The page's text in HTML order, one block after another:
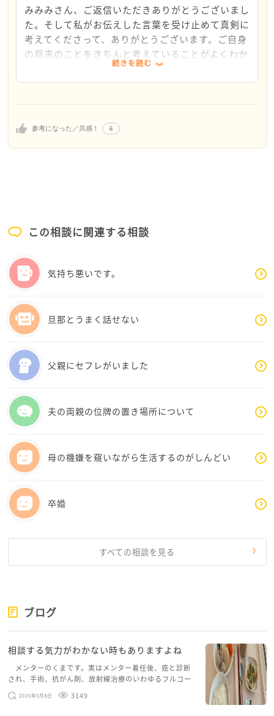
択する自由を人間はみんな持っています。ですから、
とにかく生きてください。今の苦しみを抜けたら、と
ても真摯で人の気持ちを第一に考えられるみみみさん
なので、それこそ人の痛みがわかる素晴らしい医者に
なられると思います。もちろん医者でなくても何だっ
ていいんです。職業そのものではなく、自分はこうや
さに反発や苦しみを抱かず自然に寄りかかってみてく
参考になった／共感！ 6
せない気持ちです。大学側には診断書と取得した精
神障害者手帳二級を提出したのですが配慮等はあり
ませんでした。
上記の事柄がこのまま大学に通うのが不安な要因で
す。いっそ辞めようかとも考えましたがこの歳で辞
少しづつ進級しています。
みみみさん、ご返信いただきありがとうございまし
た。そして私がお伝えした言葉を受け止めて真剣に
考えてくださって、ありがとうございます。ご自身
の将来のことをきちんと考えていることがよくわか
大学を辞めるか続けるか、ということですが、一旦
学して心身ともに立て直してから復学されてはどう
んですよ。そしてやはり私立大学のような教育機関
なるというのが難しいのかもしれないですね。そし
て、今学校に通えなくて、休んでいるのに辛い状況
なら、気分転換に外に出てみましょう。散歩でも何
でもいいんです。ずっと家の中にいると塞いでしま
います。もっと外の世界を見て触れて、第三者的に
(客観的に)自分のことを俯瞰して見てみてくださ
い。違う視点から見たら気づけることが多いです。
そして自分自身がどう在りたいか。何をしたいかよ
りどう在りたいか、です。自分の在り方に確信があ
り、ぶれなければ、自ずと行動に移せるようになり
ます。みみみさんが今ものすごく色々なことを考え
て悩み抜いていることやその時間は、真剣であれば
悩み抜いた期間こそがみみみさんの助けとなり指針
となり、進むべき方向に導いてくれます。悩む時も
げやりにならず人生を諦めないことです。苦労した
分必ず成長します。今は苦しいかもしれませんが、
ことを本当に大切に思っているからこそです。その
ような素敵な部分はずっと大事にされてください。
学内に学生が相談できるような機関があれば相談し
ね。私の言葉が少しでも辛い気持ちを和らげる手助
けになればと思っています。応援しています！
続きを読む
この相談に関連する相談
気持ち悪いです。
旦那とうまく話せない
父親にセフレがいました
夫の両親の位牌の置き場所について
母の機嫌を窺いながら生活するのがしんどい
卒婚
すべての相談を見る
ブログ
相談する気力がわかない時もありますよね
メンターのくまです。実はメンター着任後、癌と診断
され、手術、抗がん剤、放射線治療のいわゆるフルコー
スを体験していて、しばらくメンターカフェに来られて
いませんでした。体力だけでなく、気力も落ちパソコン
2026年5月8日 3149